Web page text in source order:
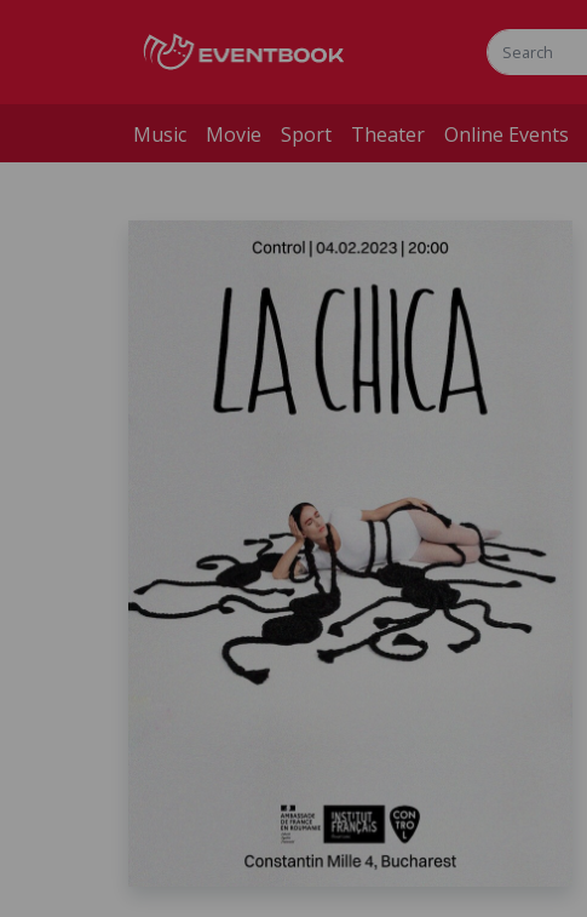
Music Movie Sport Theater Online Events